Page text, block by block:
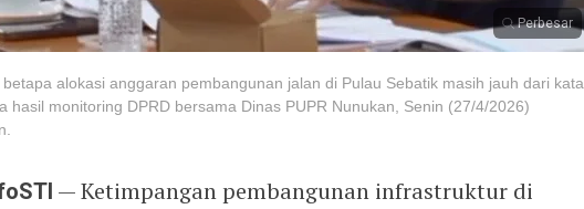
Perbesar
alokasi anggaran pembangunan jalan di Pulau Sebatik masih jauh dari kata
hasil monitoring DPRD bersama Dinas PUPR Nunukan, Senin (27/4/2026)
— Ketimpangan pembangunan infrastruktur di